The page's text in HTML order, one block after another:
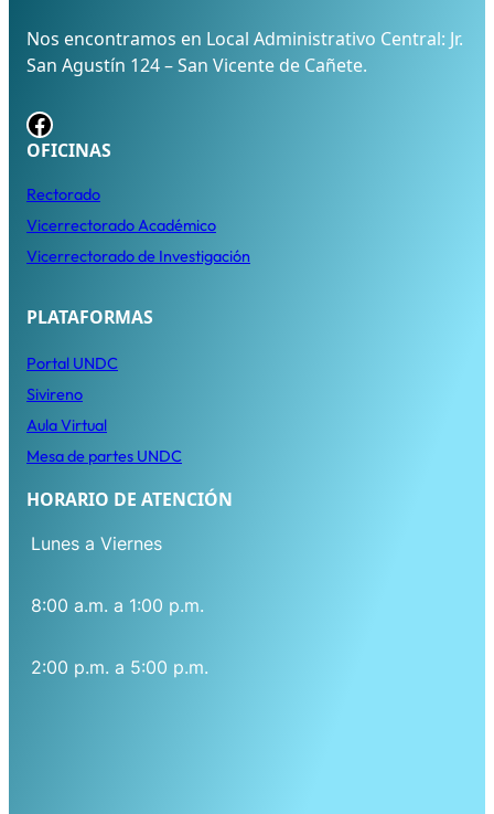
Nos encontramos en Local Administrativo Central: Jr.
San Agustín 124 – San Vicente de Cañete.
Facebook
OFICINAS
Rectorado
Vicerrectorado Académico
Vicerrectorado de Investigación
PLATAFORMAS
Portal UNDC
Sivireno
Aula Virtual
Mesa de partes UNDC
HORARIO DE ATENCIÓN
Lunes a Viernes
8:00 a.m. a 1:00 p.m.
2:00 p.m. a 5:00 p.m.